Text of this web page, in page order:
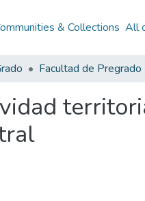
& Collections All
Facultad de Pregrado